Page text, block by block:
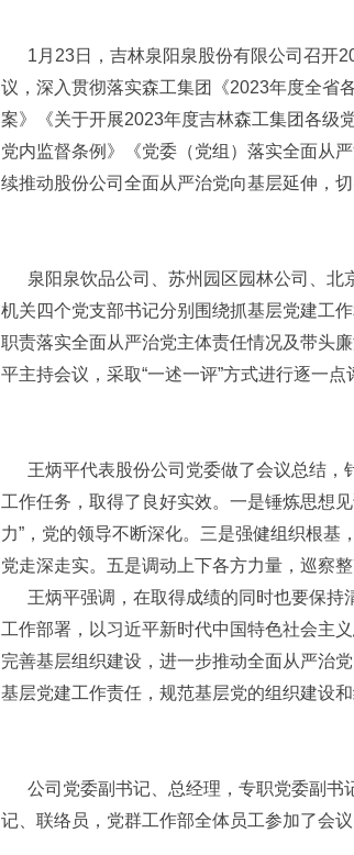
1月23日，吉林泉阳泉股份有限公司召开
议，深入贯彻落实森工集团《2023年度全省
案》《关于开展2023年度吉林森工集团各级
党内监督条例》《党委（党组）落实全面从
续推动股份公司全面从严治党向基层延伸，
泉阳泉饮品公司、苏州园区园林公司、北
机关四个党支部书记分别围绕抓基层党建工
职责落实全面从严治党主体责任情况及带头
平主持会议，采取“一述一评”方式进行逐一
王炳平代表股份公司党委做了会议总结，
工作任务，取得了良好实效。一是锤炼思想
力”，党的领导不断深化。三是强健组织根
党走深走实。五是调动上下各方力量，巡察整
王炳平强调，在取得成绩的同时也要保持
工作部署，以习近平新时代中国特色社会主
完善基层组织建设，进一步推动全面从严治
基层党建工作责任，规范基层党的组织建设
公司党委副书记、总经理，专职党委副书
记、联络员，党群工作部全体员工参加了会议